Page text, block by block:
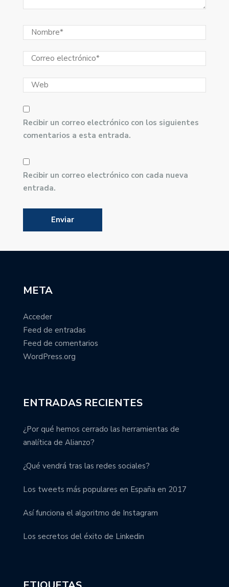
Recibir un correo electrónico con los siguientes
comentarios a esta entrada.
Recibir un correo electrónico con cada nueva
entrada.
META
Acceder
Feed de entradas
Feed de comentarios
WordPress.org
ENTRADAS RECIENTES
¿Por qué hemos cerrado las herramientas de
analítica de Alianzo?
¿Qué vendrá tras las redes sociales?
Los tweets más populares en España en 2017
Así funciona el algoritmo de Instagram
Los secretos del éxito de Linkedin